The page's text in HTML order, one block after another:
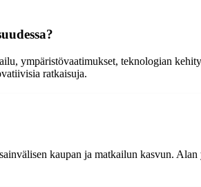
ympäristövaatimukset, teknologian
ratkaisuja.
kaupan ja matkailun kasvun.